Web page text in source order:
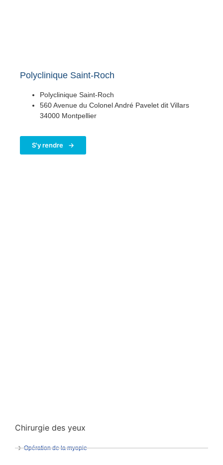
Chirurgie des yeux
Opération de la myopie
Polyclinique Saint-Roch
Polyclinique Saint-Roch
560 Avenue du Colonel André Pavelet dit Villars
34000 Montpellier
S'y rendre